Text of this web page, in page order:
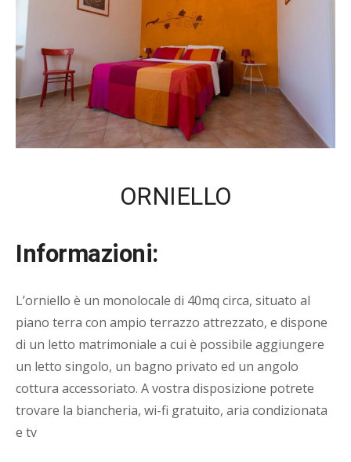
ORNIELLO
Informazioni:
L’orniello è un monolocale di 40mq circa, situato al
piano terra con ampio terrazzo attrezzato, e dispone
di un letto matrimoniale a cui è possibile aggiungere
un letto singolo, un bagno privato ed un angolo
cottura accessoriato. A vostra disposizione potrete
trovare la biancheria, wi-fi gratuito, aria condizionata
e tv